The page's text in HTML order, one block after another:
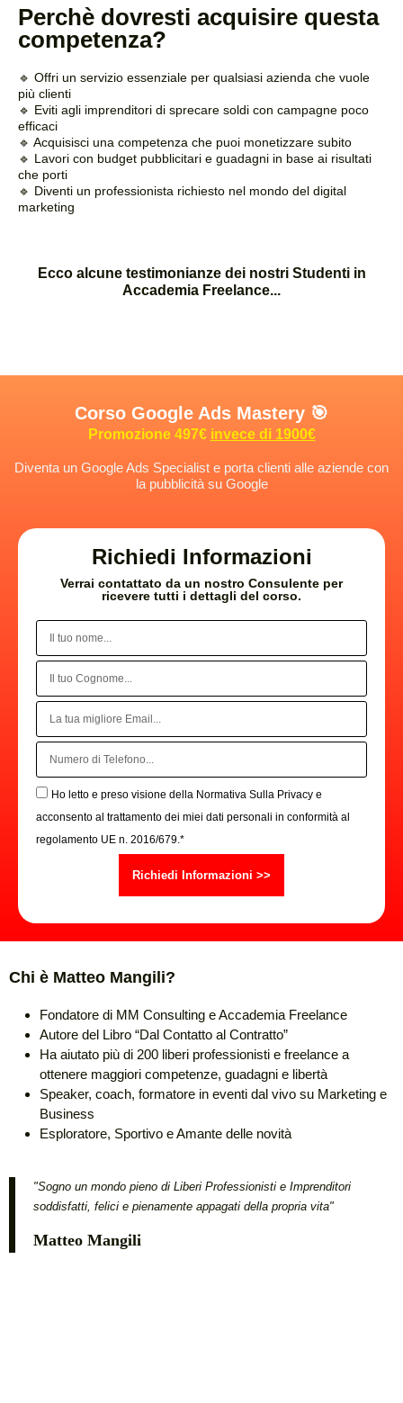
Perchè dovresti acquisire questa
competenza?
🔹 Offri un servizio essenziale per qualsiasi azienda che vuole
più clienti
🔹 Eviti agli imprenditori di sprecare soldi con campagne poco
efficaci
🔹 Acquisisci una competenza che puoi monetizzare subito
🔹 Lavori con budget pubblicitari e guadagni in base ai risultati
che porti
🔹 Diventi un professionista richiesto nel mondo del digital
marketing
Ecco alcune testimonianze dei nostri Studenti in
Accademia Freelance...
Corso Google Ads Mastery 🎯
Promozione 497€ invece di 1900€
Diventa un Google Ads Specialist e porta clienti alle aziende con
la pubblicità su Google
Richiedi Informazioni
Verrai contattato da un nostro Consulente per
ricevere tutti i dettagli del corso.
Ho letto e preso visione della Normativa Sulla Privacy e
acconsento al trattamento dei miei dati personali in conformità al
regolamento UE n. 2016/679.*
Richiedi Informazioni >>
Chi è Matteo Mangili?
Fondatore di MM Consulting e Accademia Freelance
Autore del Libro “Dal Contatto al Contratto”
Ha aiutato più di 200 liberi professionisti e freelance a
ottenere maggiori competenze, guadagni e libertà
Speaker, coach, formatore in eventi dal vivo su Marketing e
Business
Esploratore, Sportivo e Amante delle novità
"Sogno un mondo pieno di Liberi Professionisti e Imprenditori
soddisfatti, felici e pienamente appagati della propria vita"
Matteo Mangili